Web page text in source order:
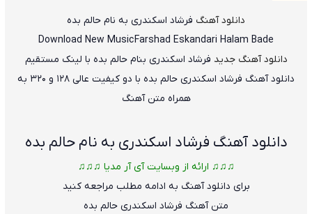
دانلود آهنگ فرشاد اسکندری به نام حالم بده
Download New MusicFarshad Eskandari Halam Bade
دانلود آهنگ جدید فرشاد اسکندری بنام حالم بده با لینک مستقیم
دانلود آهنگ فرشاد اسکندری حالم بده با دو کیفیت عالی ۱۲۸ و ۳۲۰ به
همراه متن آهنگ
دانلود آهنگ فرشاد اسکندری به نام حالم بده
♫♫♫ ارائه از وبسایت آی آر مدیا ♫♫♫
برای دانلود آهنگ به ادامه مطلب مراجعه کنید
متن آهنگ فرشاد اسکندری حالم بده